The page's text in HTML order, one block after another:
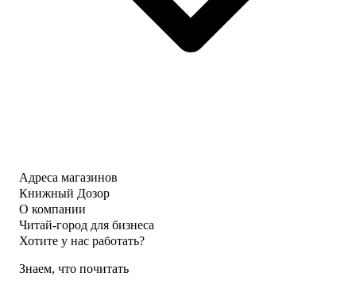
Адреса магазинов
Книжный Дозор
О компании
Читай-город для бизнеса
Хотите у нас работать?
Знаем, что почитать